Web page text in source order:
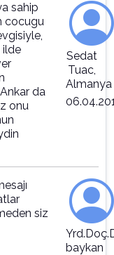
sahip
cocugu
ilde
da
onu
Sedat
Tuac,
Almanya
siz
baykan